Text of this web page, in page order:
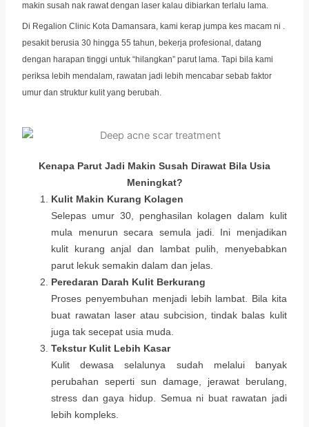
makin susah nak rawat dengan laser kalau dibiarkan terlalu lama.
Di Regalion Clinic Kota Damansara, kami kerap jumpa kes macam ni .
pesakit berusia 30 hingga 55 tahun, bekerja profesional, datang
dengan harapan tinggi untuk “hilangkan” parut lama. Tapi bila kami
periksa lebih mendalam, rawatan jadi lebih mencabar sebab faktor
umur dan struktur kulit yang berubah.
Kenapa Parut Jadi Makin Susah Dirawat Bila Usia
Meningkat?
Kulit Makin Kurang Kolagen
Selepas umur 30, penghasilan kolagen dalam kulit
mula menurun secara semula jadi. Ini menjadikan
kulit kurang anjal dan lambat pulih, menyebabkan
parut lekuk semakin dalam dan jelas.
Peredaran Darah Kulit Berkurang
Proses penyembuhan menjadi lebih lambat. Bila kita
buat rawatan laser atau subcision, tindak balas kulit
juga tak secepat usia muda.
Tekstur Kulit Lebih Kasar
Kulit dewasa selalunya sudah melalui banyak
perubahan seperti sun damage, jerawat berulang,
stress dan gaya hidup. Semua ni buat rawatan jadi
lebih kompleks.